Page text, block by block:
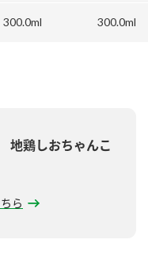
300.0ml 300.0ml
地鶏しおちゃんこ
ら